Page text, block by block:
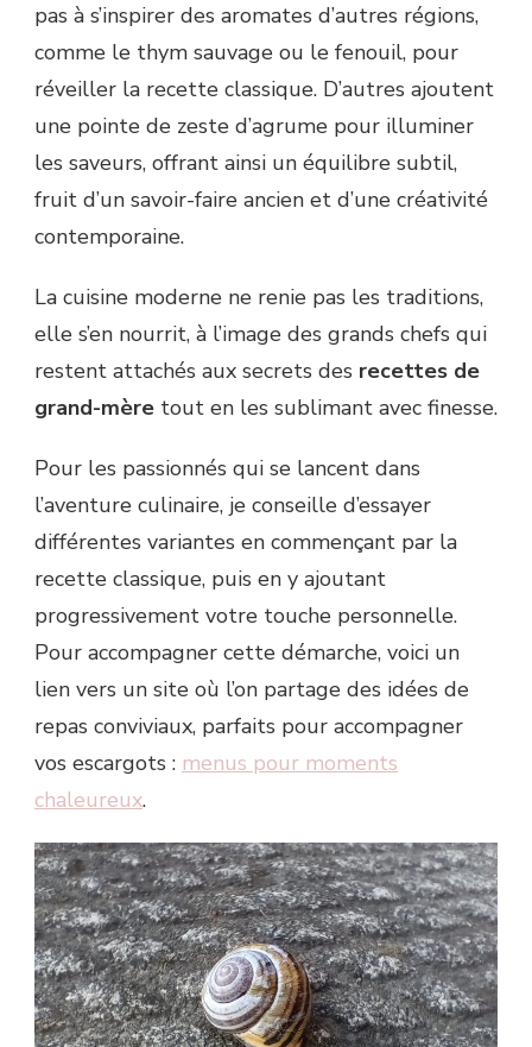
pas à s’inspirer des aromates d’autres régions,
comme le thym sauvage ou le fenouil, pour
réveiller la recette classique. D’autres ajoutent
une pointe de zeste d’agrume pour illuminer
les saveurs, offrant ainsi un équilibre subtil,
fruit d’un savoir-faire ancien et d’une créativité
contemporaine.
La cuisine moderne ne renie pas les traditions,
elle s’en nourrit, à l’image des grands chefs qui
restent attachés aux secrets des recettes de
grand-mère tout en les sublimant avec finesse.
Pour les passionnés qui se lancent dans
l’aventure culinaire, je conseille d’essayer
différentes variantes en commençant par la
recette classique, puis en y ajoutant
progressivement votre touche personnelle.
Pour accompagner cette démarche, voici un
lien vers un site où l’on partage des idées de
repas conviviaux, parfaits pour accompagner
vos escargots : menus pour moments
chaleureux.